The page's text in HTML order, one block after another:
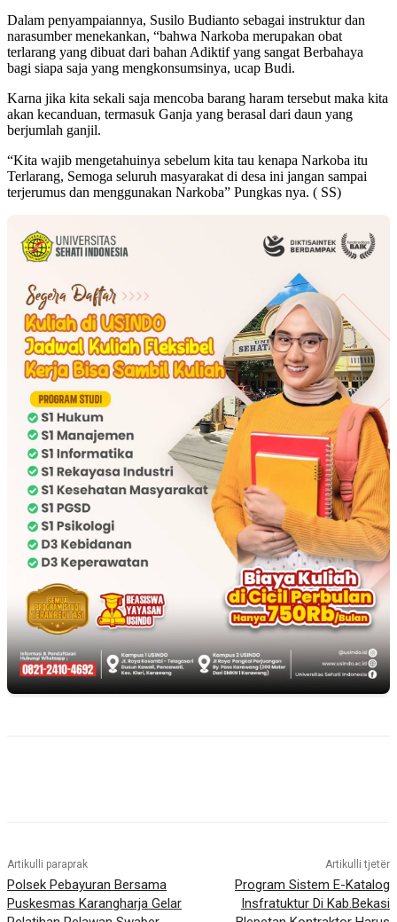
Dalam penyampaiannya, Susilo Budianto sebagai instruktur dan
narasumber menekankan, “bahwa Narkoba merupakan obat
terlarang yang dibuat dari bahan Adiktif yang sangat Berbahaya
bagi siapa saja yang mengkonsumsinya, ucap Budi.
Karna jika kita sekali saja mencoba barang haram tersebut maka kita
akan kecanduan, termasuk Ganja yang berasal dari daun yang
berjumlah ganjil.
“Kita wajib mengetahuinya sebelum kita tau kenapa Narkoba itu
Terlarang, Semoga seluruh masyarakat di desa ini jangan sampai
terjerumus dan menggunakan Narkoba” Pungkas nya. ( SS)
Artikulli paraprak
Polsek Pebayuran Bersama
Puskesmas Karangharja Gelar
Artikulli tjetër
Program Sistem E-Katalog
Insfratuktur Di Kab.Bekasi